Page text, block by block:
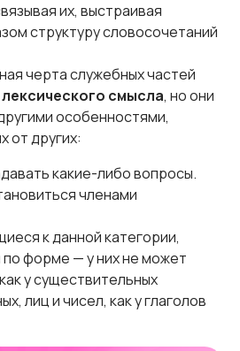
их, выстраивая
структуру словосочетаний
черта служебных частей
смысла, но они
особенностями,
от других:
какие-либо вопросы.
членами
к данной категории,
форме — у них не может
у существительных
лиц и чисел, как у глаголов